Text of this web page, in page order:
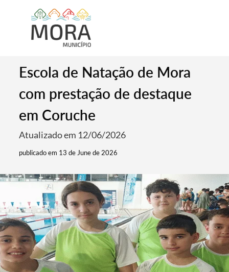
Escola de Natação de Mora
com prestação de destaque
em Coruche
Atualizado em 12/06/2026
publicado em 13 de June de 2026